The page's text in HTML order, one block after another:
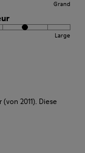
Grand
Large
2011). Diese